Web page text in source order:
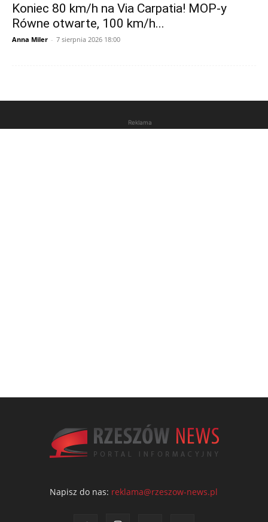
Koniec 80 km/h na Via Carpatia! MOP-y
Równe otwarte, 100 km/h...
Anna Miler - 7 sierpnia 2026 18:00
Reklama
Napisz do nas: reklama@rzeszow-news.pl